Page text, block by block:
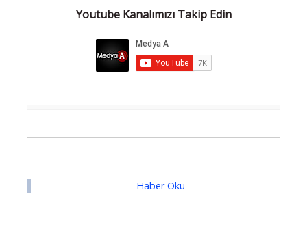
Youtube Kanalımızı Takip Edin
Haber Oku